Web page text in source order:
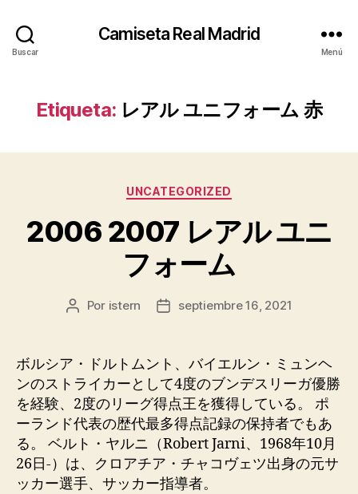
Buscar
Camiseta Real Madrid
Menú
Etiqueta: レアル ユニフォーム 赤
Categorías
UNCATEGORIZED
2006 2007 レアル ユニ
フォーム
Autor
entrada
Por istern
Fecha
entrada
septiembre 16, 2021
ボルシア・ドルトムント、バイエルン・ミュンヘ
ンのストライカーとして4度のブンデスリーガ優勝
を経験、2度のリーグ得点王を獲得している。 ポ
ーランド代表の歴代最多得点記録の保持者でもあ
る。 ベルト・ヤルニ（Robert Jarni、1968年10月
26日-）は、クロアチア・チャコヴェツ出身の元サ
ッカー選手、サッカー指導者。